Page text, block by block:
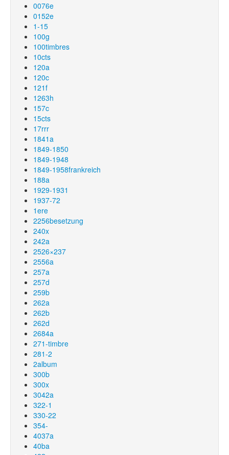
0076e
0152e
1-15
100g
100timbres
10cts
120a
120c
121f
1263h
157c
15cts
17rrr
1841a
1849-1850
1849-1948
1849-1958frankreich
188a
1929-1931
1937-72
1ere
2256besetzung
240x
242a
2526×237
2556a
257a
257d
259b
262a
262b
262d
2684a
271-timbre
281-2
2album
300b
300x
3042a
322-1
330-22
354-
4037a
40ba